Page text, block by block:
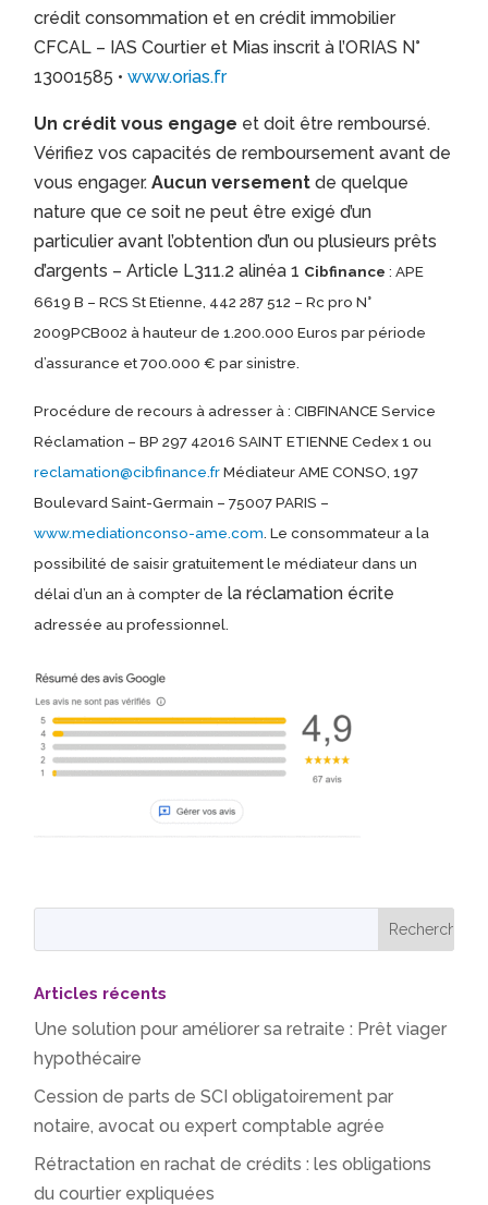
crédit consommation et en crédit immobilier
CFCAL – IAS Courtier et Mias inscrit à l’ORIAS N°
13001585 •www.orias.fr
Un crédit vous engage et doit être remboursé.
Vérifiez vos capacités de remboursement avant de
vous engager.Aucun versement de quelque
nature que ce soit ne peut être exigé d’un
particulier avant l’obtention d’un ou plusieurs prêts
d’argents – Article L311.2 alinéa 1 Cibfinance: APE
6619 B – RCS St Etienne, 442 287 512 – Rc pro N°
2009PCB002 à hauteur de 1.200.000 Euros par période
d’assurance et 700.000 € par sinistre.
Procédure de recours à adresser à : CIBFINANCE Service
Réclamation – BP 297 42016 SAINT ETIENNE Cedex 1 ou
reclamation@cibfinance.frMédiateur AME CONSO, 197
Boulevard Saint-Germain – 75007 PARIS –
www.mediationconso-ame.com . Le consommateur a la
possibilité de saisir gratuitement le médiateur dans un
délai d’un an à compter de la réclamation écrite
adressée au professionnel.
Articles récents
Une solution pour améliorer sa retraite : Prêt viager
hypothécaire
Cession de parts de SCI obligatoirement par
notaire, avocat ou expert comptable agrée
Rétractation en rachat de crédits : les obligations
du courtier expliquées